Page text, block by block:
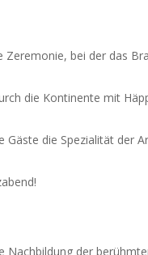
Zeremonie, bei der das
die Kontinente mit
Gäste die Spezialität der
Nachbildung der